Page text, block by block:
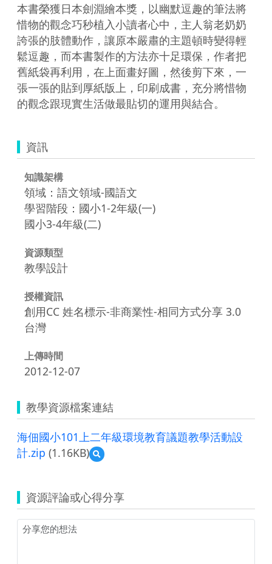
本書榮獲日本劍淵繪本獎，以幽默逗趣的筆法將
惜物的觀念巧秒植入小讀者心中，主人翁老奶奶
誇張的肢體動作，讓原本嚴肅的主題頓時變得輕
鬆逗趣，而本書製作的方法亦十足環保，作者把
舊紙袋再利用，在上面畫好圖，然後剪下來，一
張一張的貼到厚紙版上，印刷成書，充分將惜物
的觀念跟現實生活做最貼切的運用與結合。
資訊
知識架構
領域：語文領域-國語文
學習階段：國小1-2年級(一)
國小3-4年級(二)
資源類型
教學設計
授權資訊
創用CC 姓名標示-非商業性-相同方式分享 3.0
台灣
上傳時間
2012-12-07
教學資源檔案連結
海佃國小101上二年級環境教育議題教學活動設
計.zip (1.16KB)
預
覽
國
小
101
資源評論或心得分享